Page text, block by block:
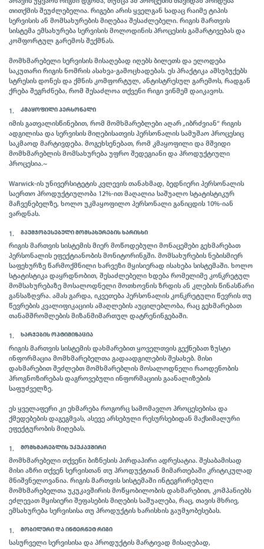
თითქმის შეუძლებელია. რიგები არის ყველგან სადაც რაიმე ტიპის
სერვისის ან მომსახურების მიღებაა შესაძლებელი. რიგის მართვის
სისტემა ემსახურება სერვისის მოლოდინის პროცესის გამარტივებას და
კომფორტულ გარემოს შექმნას.
მომხმარებელი სერვისის მისაღებად იღებს ბილეთს და ელოდება
საკუთარი რიგის ნომრის ასახვა-გამოცხადებას. ეს პრაქტიკა ამსუბუქებს
სტრესის დონეს და ქმნის კომფორტულ, ანტისტრესულ გარემოს, რადგან
ქრება შეგრძნება, რომ შესაძლოა თქვენი რიგი ვინმემ დაიკავოს.
ᲙᲛᲐᲧᲝᲤᲘᲚᲘ ᲞᲔᲠᲡᲝᲜᲐᲚᲘ
იმის გათვალისწინებით, რომ მომხმარებლები აღარ „იბრძვიან“ რიგის
ადგილისა და სერვისის მიღებისათვის პერსონალის სამუშაო პროცესიც
საკმაოდ მარტივდება. მოგეხსენებათ, რომ კმაყოფილი და მშვიდი
მომხმარებლის მომსახურება უფრო შედეგიანი და პროდუქტიული
პროცესია.~
Warwick-ის უნივერსიტეტის კვლევის თანახმად, ბედნიერი პერსონალის
საერთო პროდუქტიულობა 12%-ით მაღალია საშუალო სტატისტიკურ
მაჩვენებელზე, ხოლო უკმაყოფილო პერსონალი განიცდის 10%-იან
ვარდნას.
ᲒᲐᲣᲛᲯᲝᲑᲔᲡᲔᲑᲣᲚᲘ ᲛᲝᲛᲡᲐᲮᲣᲠᲔᲑᲘᲡ ᲮᲐᲠᲘᲡᲮᲘ
რიგის მართვის სისტემის მიერ მოწოდებული მონაცემები გეხმარებათ
პერსონალის ეფექტიანობის მონიტორინგში. მომსახურების ნებისმიერ
საფეხურზე წარმოქმნილი ხარვეზი მყისიერად ისახება სისტემაში. ხოლო
სტატისტიკა დაყრდნობით, შესაძლებელი ხდება რომელიმე კონკრეტულ
მომსახურებაზე მოსალოდნელი მოთხოვნის ზრდის ან კლების წინასწარი
განსაზღვრა. ამას გარდა, იკვეთება პერსონალის კონკრეტული წევრის თუ
წევრების კვალიფიკაციის ამაღლების აუცილებლობა, რაც გეხმარებათ
თანამშრომლების მიზანმიმართულ დატრენინგებაში.
ᲮᲐᲠᲯᲔᲑᲘᲡ ᲝᲞᲢᲘᲛᲘᲖᲐᲪᲘᲐ
რიგის მართვის სისტემის დახმარებით ყოველთვის გექნებათ ზუსტი
ინფორმაცია მომხმარებელთა გადაადგილების შესახებ. მისი
დახმარებით შეძლებთ მომხმარებლის მოსალოდნელი რაოდენობის
პროგნოზირებას დაგროვებული ინფორმაციის გაანალიზების
საფუძველზე.
ეს ყველაფერი კი ეხმარება როგორც სამომავლო პროცესებისა და
ქმედებების დაგეგმვას, ასევე არსებული რესურსებიდან მაქსიმალური
ეფექტურობის მიღებას.
ᲛᲝᲛᲮᲛᲐᲠᲔᲑᲚᲘᲡ ᲣᲙᲣᲙᲐᲕᲨᲘᲠᲘ
მომხმარებელი თქვენი ბიზნესის პირდაპირი ადრესატია. შესაბამისად
მისი აზრი თქვენ სერვისთან თუ პროდუქტთან მიმართებაში კრიტიკულად
მნიშვნელოვანია. რიგის მართვის სისტემაში ინტეგრირებული
მომხმარებელთა უკუკავშირის მოწყობილობის დახმარებით, კომპანიებს
ეძლევათ მყისიერი შეფასების მიღების საშუალება, რაც, თავის მხრივ,
ემსახურება სერვისისა თუ პროდუქტის ხარისხის გაუმჯობესებას.
ᲛᲝᲑᲘᲚᲣᲠᲘ ᲓᲐ ᲘᲜᲢᲔᲠᲜᲔᲢ ᲠᲘᲒᲘ
სასურველი სერვისისა და პროდუქტის მარტივად მისაღებად,